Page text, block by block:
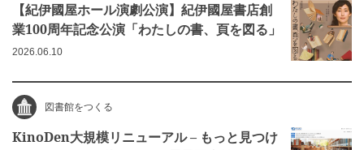
【紀伊國屋ホール演劇公演】紀伊國屋書店創
業100周年記念公演「わたしの書、頁を図る」
2026.06.10
図書館をつくる
KinoDen大規模リニューアル – もっと見つけ